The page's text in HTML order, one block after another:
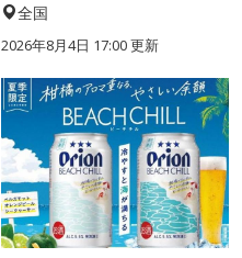
全国
2026年8月4日 17:00更新